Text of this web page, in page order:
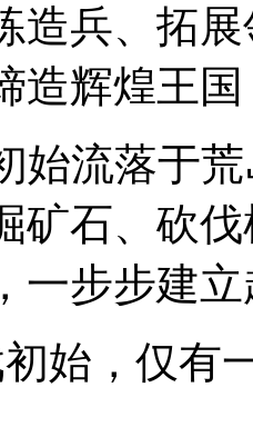
造兵、拓
造辉煌王国
始流落于
矿石、砍
一步步建
始，仅有